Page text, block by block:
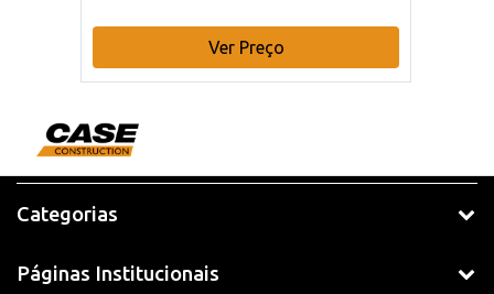
Ver Preço
Categorias
Páginas Institucionais